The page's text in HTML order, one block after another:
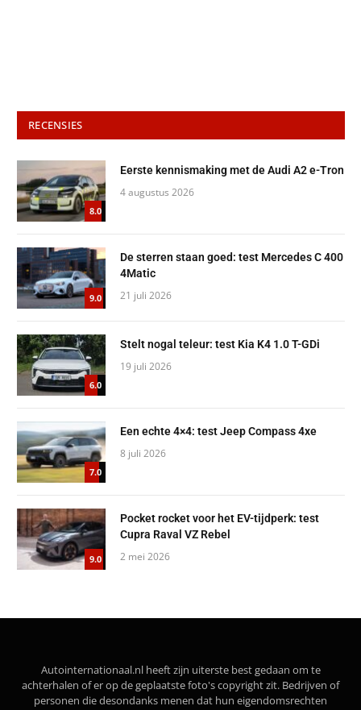
RECENSIES
8.0
Eerste kennismaking met de Audi A2 e-Tron
4 augustus 2026
9.0
De sterren staan goed: test Mercedes C 400
4Matic
21 juli 2026
6.0
Stelt nogal teleur: test Kia K4 1.0 T-GDi
19 juli 2026
7.0
Een echte 4×4: test Jeep Compass 4xe
8 juli 2026
9.0
Pocket rocket voor het EV-tijdperk: test
Cupra Raval VZ Rebel
2 mei 2026
Autointernationaal.nl heeft zijn uiterste best gedaan om te
achterhalen of er op de geplaatste foto's copyright zit. Bedrijven of
personen die desondanks menen dat hun eigendomsrechten